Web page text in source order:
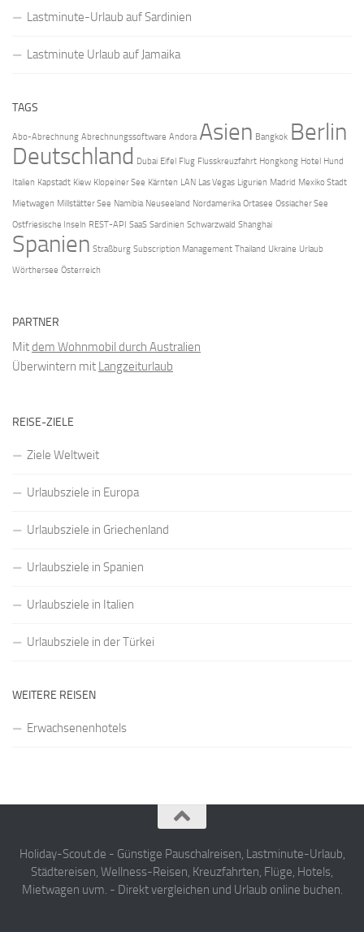
Lastminute-Urlaub auf Sardinien
Lastminute Urlaub auf Jamaika
TAGS
Abo-Abrechnung Abrechnungssoftware Andora Asien Bangkok Berlin
Deutschland Dubai Eifel Flug Flusskreuzfahrt Hongkong Hotel Hund
Italien Kapstadt Kiew Klopeiner See Kärnten LAN Las Vegas Ligurien Madrid Mexiko Stadt
Mietwagen Millstätter See Namibia Neuseeland Nordamerika Ortasee Ossiacher See
Ostfriesische Inseln REST-API SaaS Sardinien Schwarzwald Shanghai
Spanien Straßburg Subscription Management Thailand Ukraine Urlaub
Wörthersee Österreich
PARTNER
Mitdem Wohnmobil durch Australien
Überwintern mit Langzeiturlaub
REISE-ZIELE
Ziele Weltweit
Urlaubsziele in Europa
Urlaubsziele in Griechenland
Urlaubsziele in Spanien
Urlaubsziele in Italien
Urlaubsziele in der Türkei
WEITERE REISEN
Erwachsenenhotels
Holiday-Scout.de - Günstige Pauschalreisen, Lastminute-Urlaub,
Städtereisen, Wellness-Reisen, Kreuzfahrten, Flüge, Hotels,
Mietwagen uvm. - Direkt vergleichen und Urlaub online buchen.